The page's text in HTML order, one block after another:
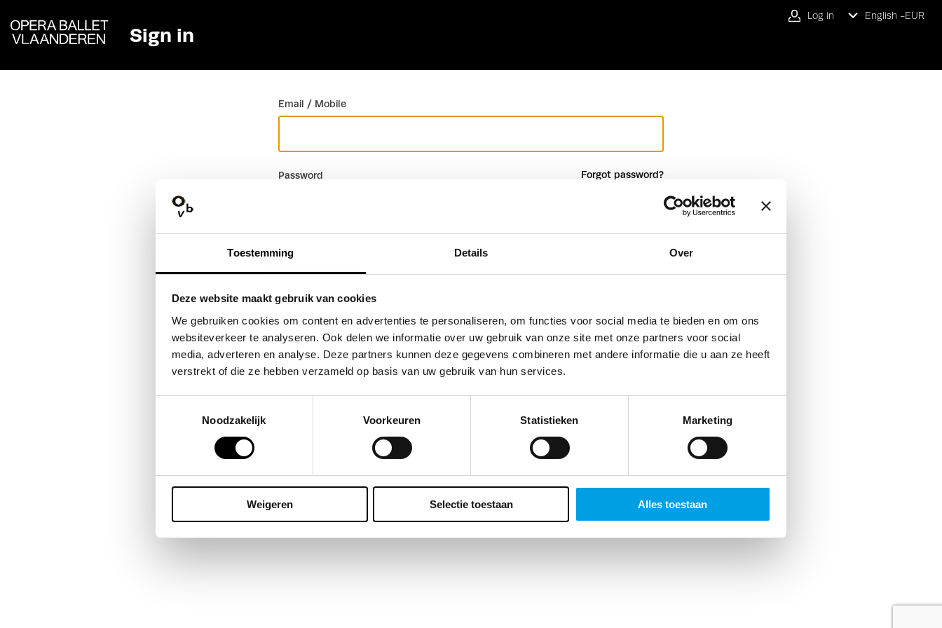
Toestemming Details Over
Deze website maakt gebruik van cookies
We gebruiken cookies om content en advertenties te personaliseren, om functies voor social media te bieden en om ons
websiteverkeer te analyseren. Ook delen we informatie over uw gebruik van onze site met onze partners voor social
media, adverteren en analyse. Deze partners kunnen deze gegevens combineren met andere informatie die u aan ze heeft
verstrekt of die ze hebben verzameld op basis van uw gebruik van hun services.
Noodzakelijk
Voorkeuren Statistieken Marketing
Weigeren Selectie toestaan Alles toestaan
Go back
Sign in
Log in English -EUR
Email / Mobile
Password Forgot password?
Beste klant, we vragen zo meteen naar je geboortedatum. Waarom? Enerzijds
omdat ons dat belangrijke inzichten geeft over de leeftijd van ons
publieksbestand maar er zit ook voor jou een bonus aan vast. Wat precies? Dat
blijft een verrassing voor je verjaardag. Vergeet het veld dus niet in te vullen.